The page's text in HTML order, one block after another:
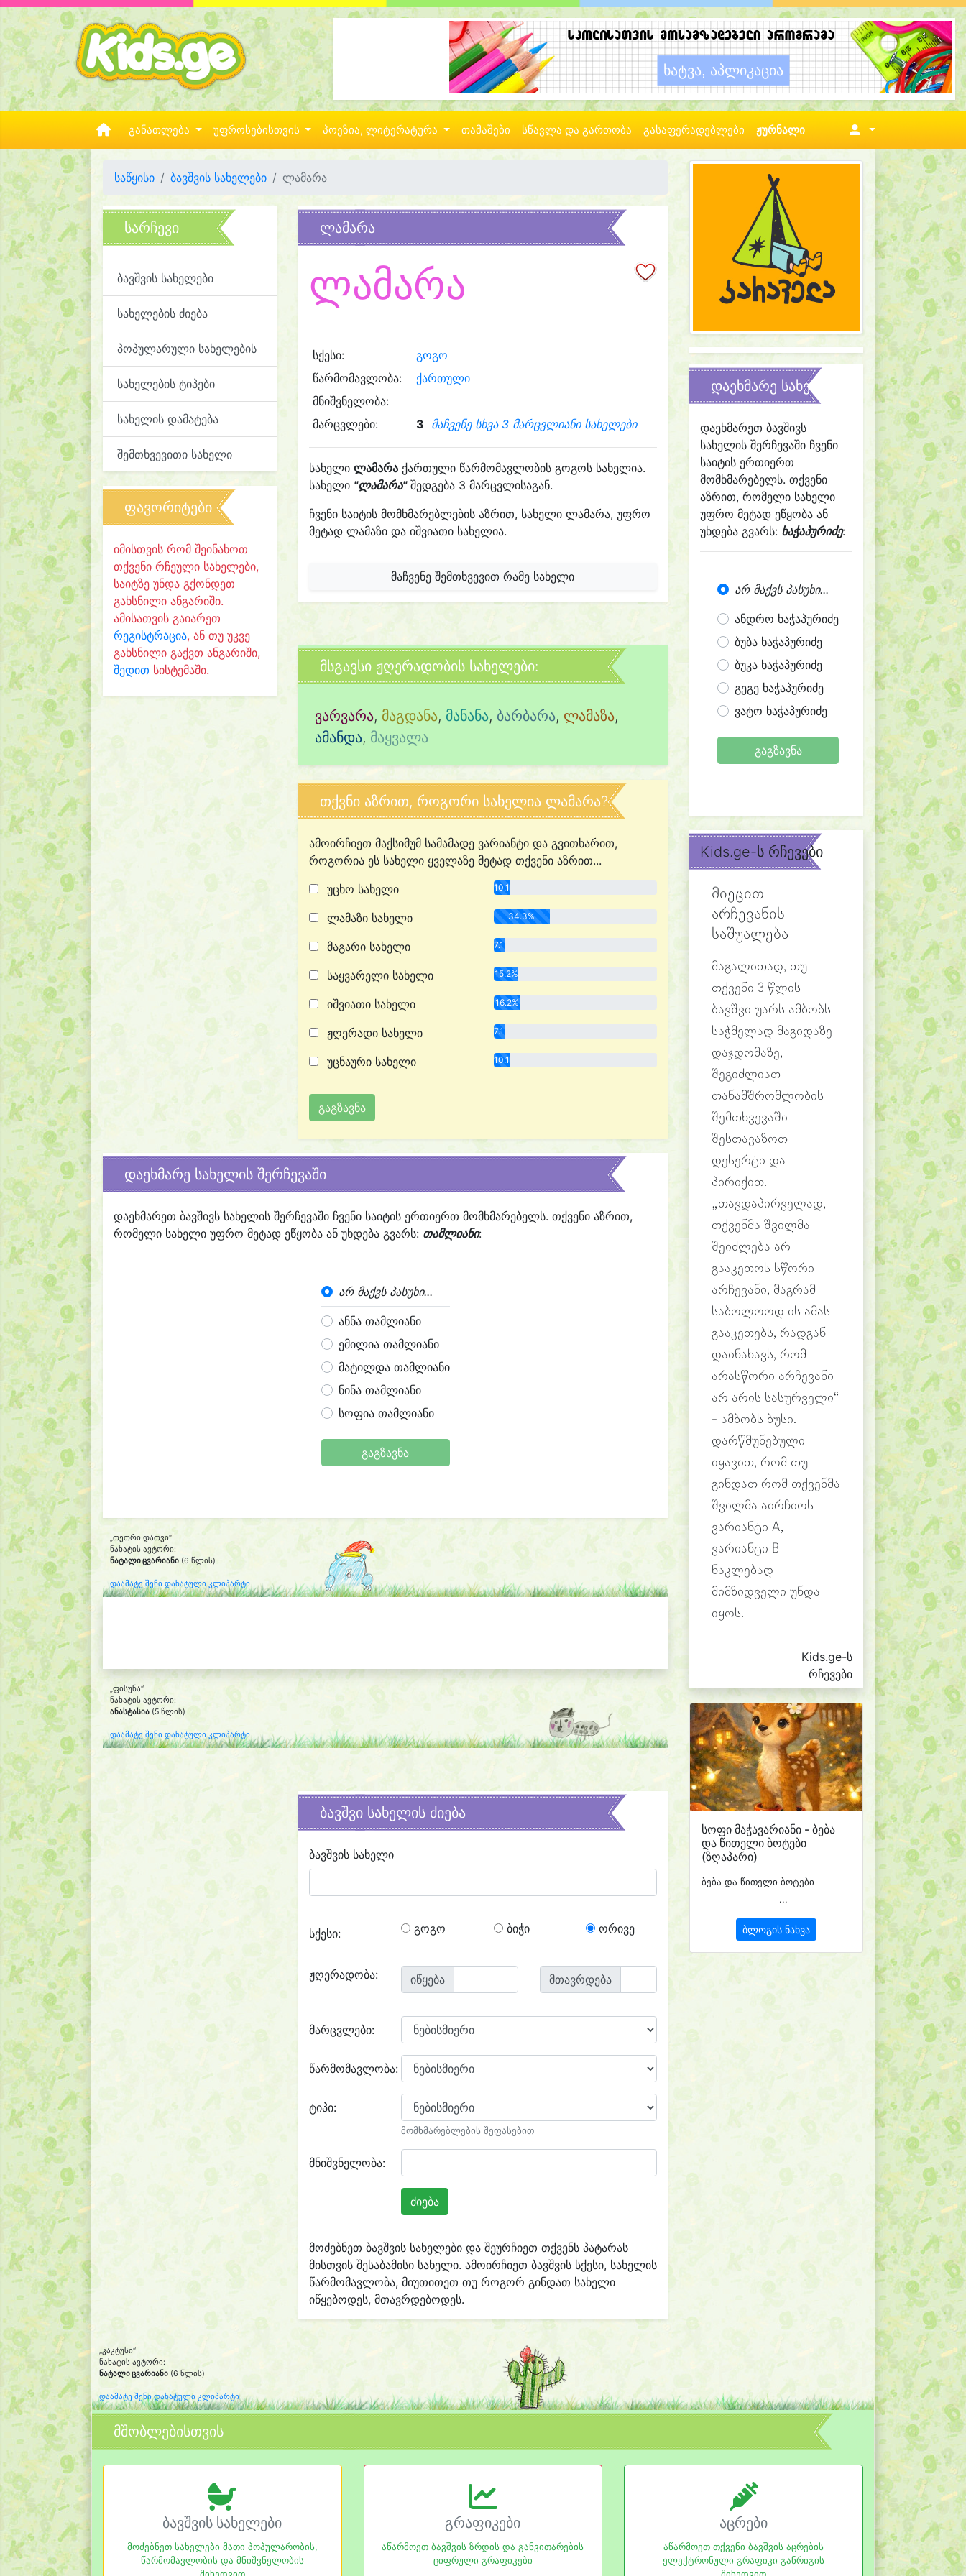
განათლება უფროსებისთვის პოეზია, ლიტერატურა თამაშები სწავლა და გართობა გასაფერადებლები ჟურნალი
საწყისი ბავშვის სახელები ლამარა
სარჩევი
ბავშვის სახელები
სახელების ძიება
პოპულარული სახელების
სახელების ტიპები
სახელის დამატება
შემთხვევითი სახელი
ფავორიტები
იმისთვის რომ შეინახოთ
თქვენი რჩეული სახელები,
საიტზე უნდა გქონდეთ
გახსნილი ანგარიში.
ამისათვის გაიარეთ
რეგისტრაცია, ან თუ უკვე
გახსნილი გაქვთ ანგარიში,
შედით სისტემაში.
ლამარა
ლამარა
სქესი:
გოგო
წარმომავლობა:
ქართული
მნიშვნელობა:
მარცვლები:
3 მაჩვენე სხვა 3 მარცვლიანი სახელები
სახელი ლამარაქართული წარმომავლობის გოგოს სახელია.
სახელი "ლამარა"შედგება 3 მარცვლისაგან.
ჩვენი საიტის მომხმარებლების აზრით, სახელი ლამარა, უფრო
მეტად ლამაზი და იშვიათი სახელია.
მაჩვენე შემთხვევით რამე სახელი
მსგავსი ჟღერადობის სახელები:
ვარვარა, მაგდანა, მანანა, ბარბარა, ლამაზა,
ამანდა, მაყვალა
თქვნი აზრით, როგორი სახელია ლამარა?
ამოირჩიეთ მაქსიმუმ სამამადე ვარიანტი და გვითხარით,
როგორია ეს სახელი ყველაზე მეტად თქვენი აზრით...
უცხო სახელი
10.1%
ლამაზი სახელი 34.3%
მაგარი სახელი 7.1%
საყვარელი სახელი 15.2%
იშვიათი სახელი 16.2%
ჟღერადი სახელი 7.1%
უცნაური სახელი 10.1%
დაეხმარე სახელის შერჩევაში
დაეხმარეთ ბავშივს სახელის შერჩევაში ჩვენი საიტის ერთიერთ მომხმარებელს. თქვენი აზრით,
რომელი სახელი უფრო მეტად ეწყობა ან უხდება გვარს: თამლიანი:
არ მაქვს პასუხი...
ანნა თამლიანი
ემილია თამლიანი
მატილდა თამლიანი
ნინა თამლიანი
სოფია თამლიანი
გაგზავნა
„თეთრი დათვი“
ნახატის ავტორი:
ნატალი ცვარიანი (6 წლის)
დაამატე შენი დახატული კლიპარტი
„ფისუნა“
ნახატის ავტორი:
ანასტასია (5 წლის)
დაამატე შენი დახატული კლიპარტი
ბავშვი სახელის ძიება
ბავშვის სახელი
სქესი: გოგო ბიჭი ორივე
ჟღერადობა: იწყება მთავრდება
მარცვლები:
წარმომავლობა:
ტიპი:
მომხმარებლების შეფასებით
მნიშვნელობა:
მოძებნეთ ბავშვის სახელები და შეურჩიეთ თქვენს პატარას
მისთვის შესაბამისი სახელი. ამოირჩიეთ ბავშვის სქესი, სახელის
წარმომავლობა, მიუთითეთ თუ როგორ გინდათ სახელი
იწყებოდეს, მთავრდებოდეს.
დაეხმარე სახელის შერჩევაში
დაეხმარეთ ბავშივს
სახელის შერჩევაში ჩვენი
საიტის ერთიერთ
მომხმარებელს. თქვენი
აზრით, რომელი სახელი
უფრო მეტად ეწყობა ან
უხდება გვარს: ხაჭაპურიძე:
არ მაქვს პასუხი...
ანდრო ხაჭაპურიძე
ბუბა ხაჭაპურიძე
ბუკა ხაჭაპურიძე
გეგე ხაჭაპურიძე
ვატო ხაჭაპურიძე
გაგზავნა
Kids.ge-ს რჩევები
მიეცით
არჩევანის
საშუალება
მაგალითად, თუ
თქვენი 3 წლის
ბავშვი უარს ამბობს
საჭმელად მაგიდაზე
დაჯდომაზე,
შეგიძლიათ
თანამშრომლობის
შემთხვევაში
შესთავაზოთ
დესერტი და
პირიქით.
„თავდაპირველად,
თქვენმა შვილმა
შეიძლება არ
გააკეთოს სწორი
არჩევანი, მაგრამ
საბოლოოდ ის ამას
გააკეთებს, რადგან
დაინახავს, რომ
არასწორი არჩევანი
არ არის სასურველი“
- ამბობს ბუსი.
დარწმუნებული
იყავით, რომ თუ
გინდათ რომ თქვენმა
შვილმა აირჩიოს
ვარიანტი A,
ვარიანტი B
ნაკლებად
მიმზიდველი უნდა
იყოს.
Kids.ge-ს
რჩევები
სოფი მაჭავარიანი - ბება
და წითელი ბოტები
(ზღაპარი)
ბება და წითელი ბოტები
...
ბლოგის ნახვა
„კაკტუსი“
ნახატის ავტორი:
ნატალი ცვარიანი (6 წლის)
დაამატე შენი დახატული კლიპარტი
მშობლებისთვის
ბავშვის სახელები
მოძებნეთ სახელები მათი პოპულარობის,
წარმომავლობის და მნიშვნელობის
გრაფიკები
აწარმოეთ ბავშვის ზრდის და განვითარების
ციფრული გრაფიკები
აცრები
აწარმოეთ თქვენი ბავშვის აცრების
ელექტრონული გრაფიკი განრიგის